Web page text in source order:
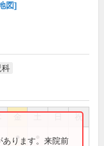
図]
科
祝
●
あります。来院前